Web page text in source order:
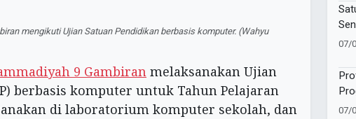
mengikuti Ujian Satuan Pendidikan berbasis komputer. (Wahyu
9 Gambiran melaksanakan Ujian
berbasis komputer untuk Tahun Pelajaran
di laboratorium komputer sekolah, dan
07/
07/